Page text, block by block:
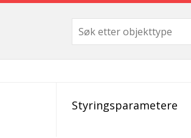
Styringsparametere